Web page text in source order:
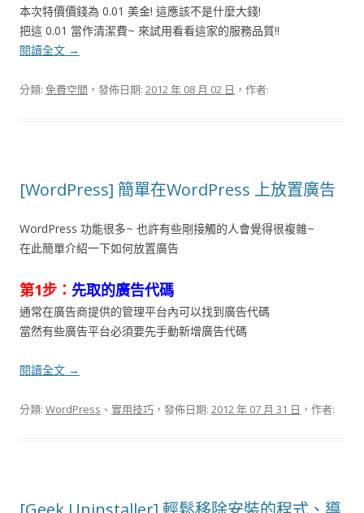
本次特價價錢為 0.01 美金! 這應該不是什麼大錢!
把這 0.01 當作清潔費~ 來試用看看這家的服務品質!!
閱讀全文 →
分類: 免費空間 ，發佈日期: 2012 年 08 月 02 日 ，作者:
[WordPress] 簡單在WordPress 上放置廣告
WordPress 功能很多~ 也許有些剛接觸的人會覺得很複雜~
在此簡單介紹一下如何放置廣告
第1步： 先取的廣告代碼
通常在廣告商提供的管理平台內可以找到廣告代碼
當然有些廣告平台必須要先手動新增廣告代碼
閱讀全文 →
分類: WordPress 、 實用技巧 ，發佈日期: 2012 年 07 月 31 日 ，作者: